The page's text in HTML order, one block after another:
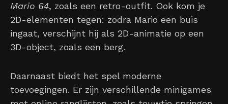
Mario 64, zoals een retro-outfit. Ook kom je
2D-elementen tegen: zodra Mario een buis
ingaat, verschijnt hij als 2D-animatie op een
3D-object, zoals een berg.
Daarnaast biedt het spel moderne
toevoegingen. Er zijn verschillende minigames